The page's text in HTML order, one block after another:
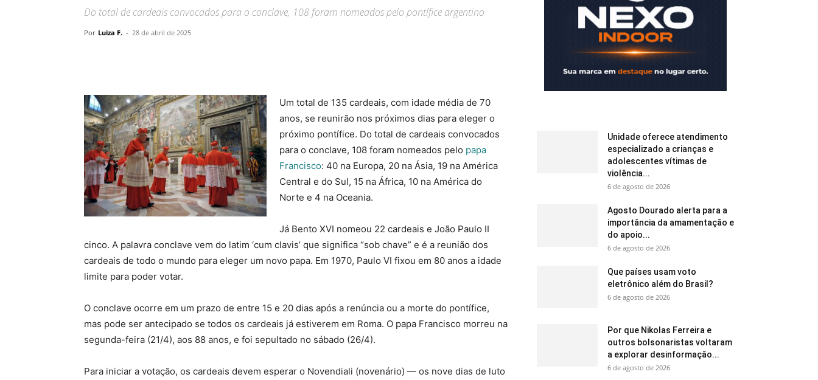
Do total de cardeais convocados para o conclave, 108 foram nomeados pelo pontífice argentino
Por Luiza F. - 28 de abril de 2025
Um total de 135 cardeais, com idade média de 70
anos, se reunirão nos próximos dias para eleger o
próximo pontífice. Do total de cardeais convocados
para o conclave, 108 foram nomeados pelo papa
Francisco: 40 na Europa, 20 na Ásia, 19 na América
Central e do Sul, 15 na África, 10 na América do
Norte e 4 na Oceania.
Já Bento XVI nomeou 22 cardeais e João Paulo II
cinco. A palavra conclave vem do latim ‘cum clavis’ que significa “sob chave” e é a reunião dos
cardeais de todo o mundo para eleger um novo papa. Em 1970, Paulo VI fixou em 80 anos a idade
limite para poder votar.
O conclave ocorre em um prazo de entre 15 e 20 dias após a renúncia ou a morte do pontífice,
mas pode ser antecipado se todos os cardeais já estiverem em Roma. O papa Francisco morreu na
segunda-feira (21/4), aos 88 anos, e foi sepultado no sábado (26/4).
Para iniciar a votação, os cardeais devem esperar o Novendiali (novenário) — os nove dias de luto
Unidade oferece atendimento
especializado a crianças e
adolescentes vítimas de
violência...
6 de agosto de 2026
Agosto Dourado alerta para a
importância da amamentação e
do apoio...
6 de agosto de 2026
Que países usam voto
eletrônico além do Brasil?
6 de agosto de 2026
Por que Nikolas Ferreira e
outros bolsonaristas voltaram
a explorar desinformação...
6 de agosto de 2026